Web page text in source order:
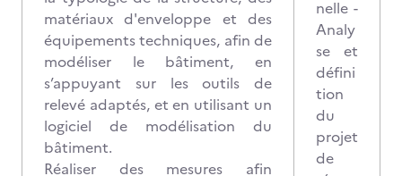
matériaux d'enveloppe et des
équipements techniques, afin de
modéliser le bâtiment, en
s’appuyant sur les outils de
relevé adaptés, et en utilisant un
logiciel de modélisation du
bâtiment.
Réaliser des mesures afin
nelle -
Analy
se et
défini
tion
du
projet
de